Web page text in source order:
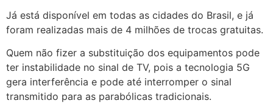
Já está disponível em todas as cidades do Brasil, e já
foram realizadas mais de 4 milhões de trocas gratuitas.
Quem não fizer a substituição dos equipamentos pode
ter instabilidade no sinal de TV, pois a tecnologia 5G
gera interferência e pode até interromper o sinal
transmitido para as parabólicas tradicionais.